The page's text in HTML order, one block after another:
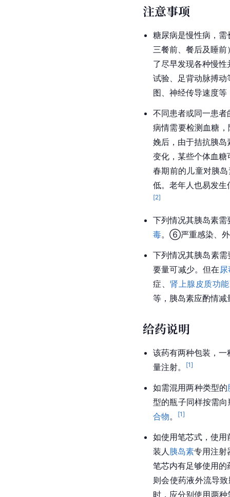
注意事项
糖尿病是慢性病，
三餐前、餐后及睡
了尽早发现各种慢
试验、足背动脉搏
图、神经传导速度
不同患者或同一患者
病情需要检测血糖
娩后，由于拮抗胰岛
变化，某些个体血
春期前的儿童对胰
低。老年人也易发
[2]
下列情况其胰岛素
毒。⑥严重感染、
下列情况其胰岛素
要量可减少。但在
症、 肾上腺皮质功
等， 胰岛素应酌情减
给药说明
该药有两种包装，
量注射。
[1]
如需混用两种类型的
型的瓶子同样按需
合物。 [1]
如使用笔芯式，使
装人胰岛素专用注射
笔芯内有足够使用
则会使药液外流导
时，应分别使用两